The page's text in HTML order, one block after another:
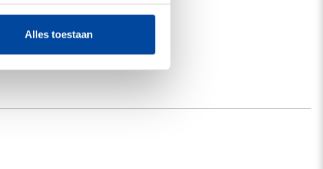
informatie die u aan ze heeft
Alles toestaan